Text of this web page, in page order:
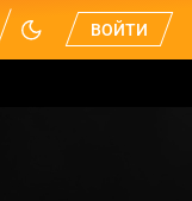
ВОЙТИ